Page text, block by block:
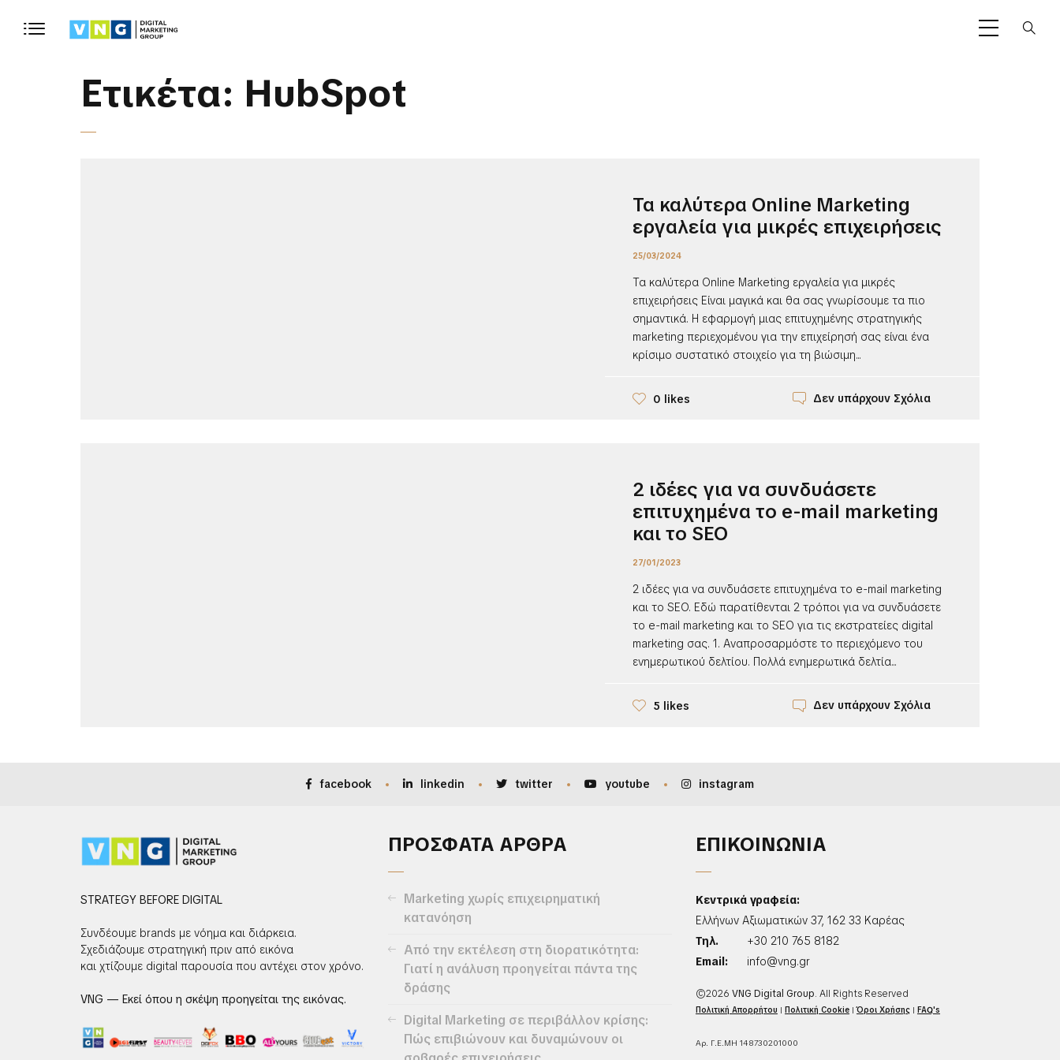
Ετικέτα: HubSpot
Τα καλύτερα Online Marketing
εργαλεία για μικρές επιχειρήσεις
25/03/2024
Τα καλύτερα Online Marketing εργαλεία για μικρές
επιχειρήσεις Είναι μαγικά και θα σας γνωρίσουμε τα πιο
σημαντικά. Η εφαρμογή μιας επιτυχημένης στρατηγικής
marketing περιεχομένου για την επιχείρησή σας είναι ένα
κρίσιμο συστατικό στοιχείο για τη βιώσιμη...
0 likes Δεν υπάρχουν Σχόλια
2 ιδέες για να συνδυάσετε
επιτυχημένα το e-mail marketing
και το SEO
27/01/2023
2 ιδέες για να συνδυάσετε επιτυχημένα το e-mail marketing
και το SEO. Εδώ παρατίθενται 2 τρόποι για να συνδυάσετε
το e-mail marketing και το SEO για τις εκστρατείες digital
marketing σας. 1. Αναπροσαρμόστε το περιεχόμενο του
ενημερωτικού δελτίου. Πολλά ενημερωτικά δελτία...
5 likes Δεν υπάρχουν Σχόλια
facebook linkedin twitter youtube instagram
STRATEGY BEFORE DIGITAL
Συνδέουμε brands με νόημα και διάρκεια.
Σχεδιάζουμε στρατηγική πριν από εικόνα
και χτίζουμε digital παρουσία που αντέχει στον χρόνο.
VNG — Εκεί όπου η σκέψη προηγείται της εικόνας.
ΠΡΟΣΦΑΤΑ ΑΡΘΡΑ
Marketing χωρίς επιχειρηματική
κατανόηση
Από την εκτέλεση στη διορατικότητα:
Γιατί η ανάλυση προηγείται πάντα της
δράσης
Digital Marketing σε περιβάλλον κρίσης:
Πώς επιβιώνουν και δυναμώνουν οι
ΕΠΙΚΟΙΝΩΝΙΑ
Κεντρικά γραφεία:
Ελλήνων Αξιωματικών 37, 162 33 Καρέας
Τηλ.
+30 210 765 8182
Email:
info@vng.gr
©2026 VNG Digital Group. All Rights Reserved
Πολιτική Απορρήτου | Πολιτική Cookie|Όροι Χρήσης| FAQ's
Αρ. Γ.Ε.ΜΗ 148730201000